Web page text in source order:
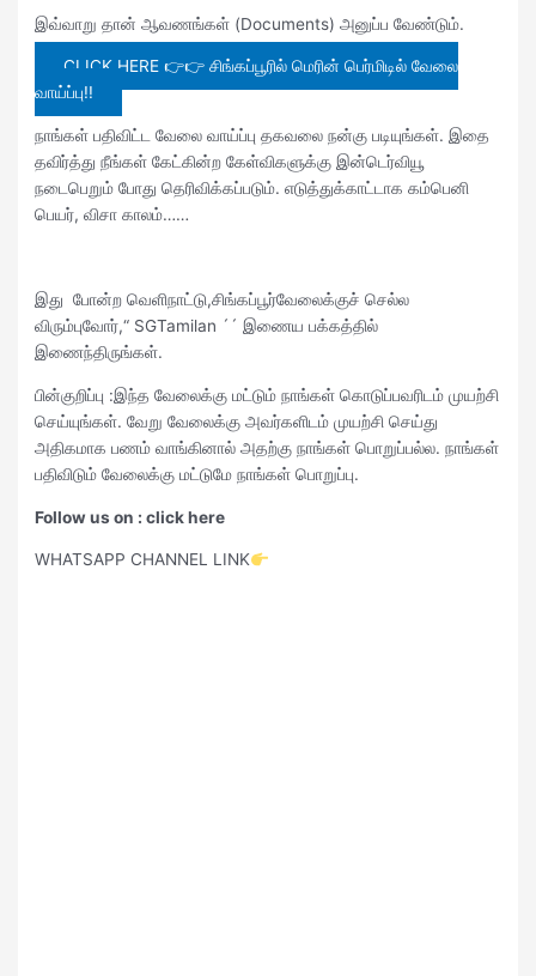
இவ்வாறு தான் ஆவணங்கள் (Documents) அனுப்ப வேண்டும்.
CLICK HERE 👉👉 சிங்கப்பூரில் மெரின் பெர்மிடில் வேலை
வாய்ப்பு!!
நாங்கள் பதிவிட்ட வேலை வாய்ப்பு தகவலை நன்கு படியுங்கள். இதை
தவிர்த்து நீங்கள் கேட்கின்ற கேள்விகளுக்கு இன்டெர்வியூ
நடைபெறும் போது தெரிவிக்கப்படும். எடுத்துக்காட்டாக கம்பெனி
பெயர், விசா காலம்……
இது போன்ற வெளிநாட்டு,சிங்கப்பூர்வேலைக்குச் செல்ல
விரும்புவோர்,“ SGTamilan ´´ இணைய பக்கத்தில்
இணைந்திருங்கள்.
பின்குறிப்பு :இந்த வேலைக்கு மட்டும் நாங்கள் கொடுப்பவரிடம் முயற்சி
செய்யுங்கள். வேறு வேலைக்கு அவர்களிடம் முயற்சி செய்து
அதிகமாக பணம் வாங்கினால் அதற்கு நாங்கள் பொறுப்பல்ல. நாங்கள்
பதிவிடும் வேலைக்கு மட்டுமே நாங்கள் பொறுப்பு.
Follow us on : click here
WHATSAPP CHANNEL LINK